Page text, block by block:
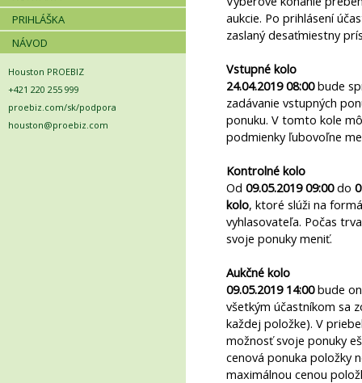
PRIHLÁŠKA
NÁVOD
Houston PROEBIZ
+421 220 255 999
proebiz.com/sk/podpora
houston@proebiz.com
aukcie. Po prihlásení
zaslaný desaťmiestny
Vstupné kolo
24.04.2019 08:00bude
zadávanie vstupných
ponuku. V tomto kole
podmienky ľubovoľne
Kontrolné kolo
Od 09.05.2019 09:00do
kolo, ktoré slúži na
vyhlasovateľa. Počas
svoje ponuky meniť.
Aukčné kolo
09.05.2019 14:00bude
všetkým účastníkom sa
každej položke). V
možnosť svoje ponuky
cenová ponuka položky
maximálnou cenou